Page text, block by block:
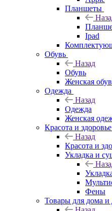
Планшеты
Ipad
Обувь
Назад
Обувь
Женская
Одежда
Назад
Одежда
Женская
Красота и здоровье
Назад
Красота и
Укладка и
Фены
Товары для дома и